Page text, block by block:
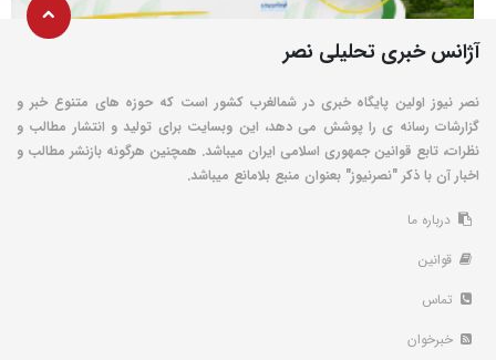
آژانس خبری تحلیلی نصر
نصر نیوز اولین پایگاه خبری در شمالغرب کشور است که حوزه های متنوع خبر و
گزارشات رسانه ی را پوشش می دهد، این وبسایت برای تولید و انتشار مطالب و
نظرات، تابع قوانین جمهوری اسلامی ایران میباشد. همچنین هرگونه بازنشر مطالب و
اخبار آن با ذکر "نصرنیوز" بعنوان منبع بلامانع میباشد.
درباره ما
قوانین
تماس
خبرخوان